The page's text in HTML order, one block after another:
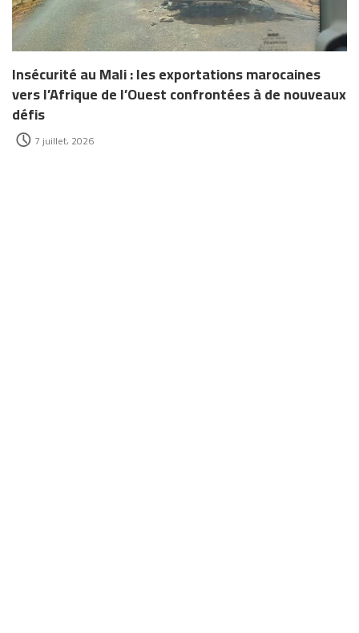
Insécurité au Mali : les exportations marocaines
vers l’Afrique de l’Ouest confrontées à de nouveaux
défis
7 juillet، 2026